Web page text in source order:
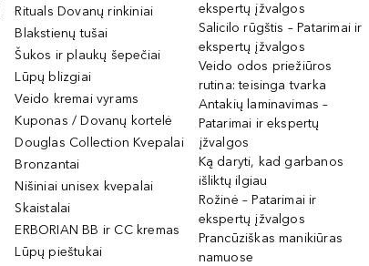
Rituals Dovanų rinkiniai
Blakstienų tušai
Šukos ir plaukų šepečiai
Lūpų blizgiai
Veido kremai vyrams
Kuponas / Dovanų kortelė
Douglas Collection Kvepalai
Bronzantai
Nišiniai unisex kvepalai
Skaistalai
ERBORIAN BB ir CC kremas
Lūpų pieštukai
ekspertų įžvalgos
Salicilo rūgštis – Patarimai ir
ekspertų įžvalgos
Veido odos priežiūros
rutina: teisinga tvarka
Antakių laminavimas –
Patarimai ir ekspertų
įžvalgos
Ką daryti, kad garbanos
išliktų ilgiau
Rožinė – Patarimai ir
ekspertų įžvalgos
Prancūziškas manikiūras
namuose